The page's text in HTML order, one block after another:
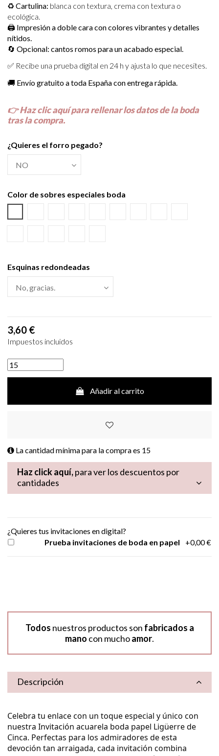
♻️ Cartulina: blanca con textura, crema con textura o
ecológica.
🖨️ Impresión a doble cara con colores vibrantes y detalles
nítidos.
🔄 Opcional: cantos romos para un acabado especial.
✅ Recibe una prueba digital en 24 h y ajusta lo que necesites.
🚚 Envío gratuito a toda España con entrega rápida.
👉Haz clic aquí para rellenar los datos de la boda
tras la compra.
¿Quieres el forro pegado?
Color de sobres especiales boda
Esquinas redondeadas
3,60 €
Impuestos incluidos
Añadir al carrito
La cantidad mínima para la compra es 15
Haz click aquí,para ver los descuentos por
cantidades
¿Quieres tus invitaciones en digital?
Prueba invitaciones de boda en papel
+0,00 €
Todos nuestros productos son fabricados a
mano con muchoamor.
Descripción
Celebra tu enlace con un toque especial y único con
nuestra Invitación acuarela boda papel Ligüerre de
Cinca. Perfectas para los admiradores de esta
devoción tan arraigada, cada invitación combina